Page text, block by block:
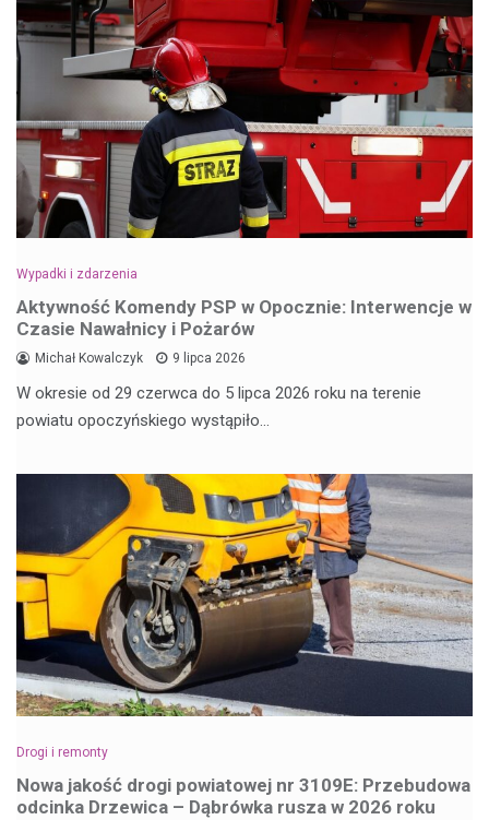
Wypadki i zdarzenia
Aktywność Komendy PSP w Opocznie: Interwencje w
Czasie Nawałnicy i Pożarów
Michał Kowalczyk 9 lipca 2026
W okresie od 29 czerwca do 5 lipca 2026 roku na terenie
powiatu opoczyńskiego wystąpiło…
Drogi i remonty
Nowa jakość drogi powiatowej nr 3109E: Przebudowa
odcinka Drzewica – Dąbrówka rusza w 2026 roku